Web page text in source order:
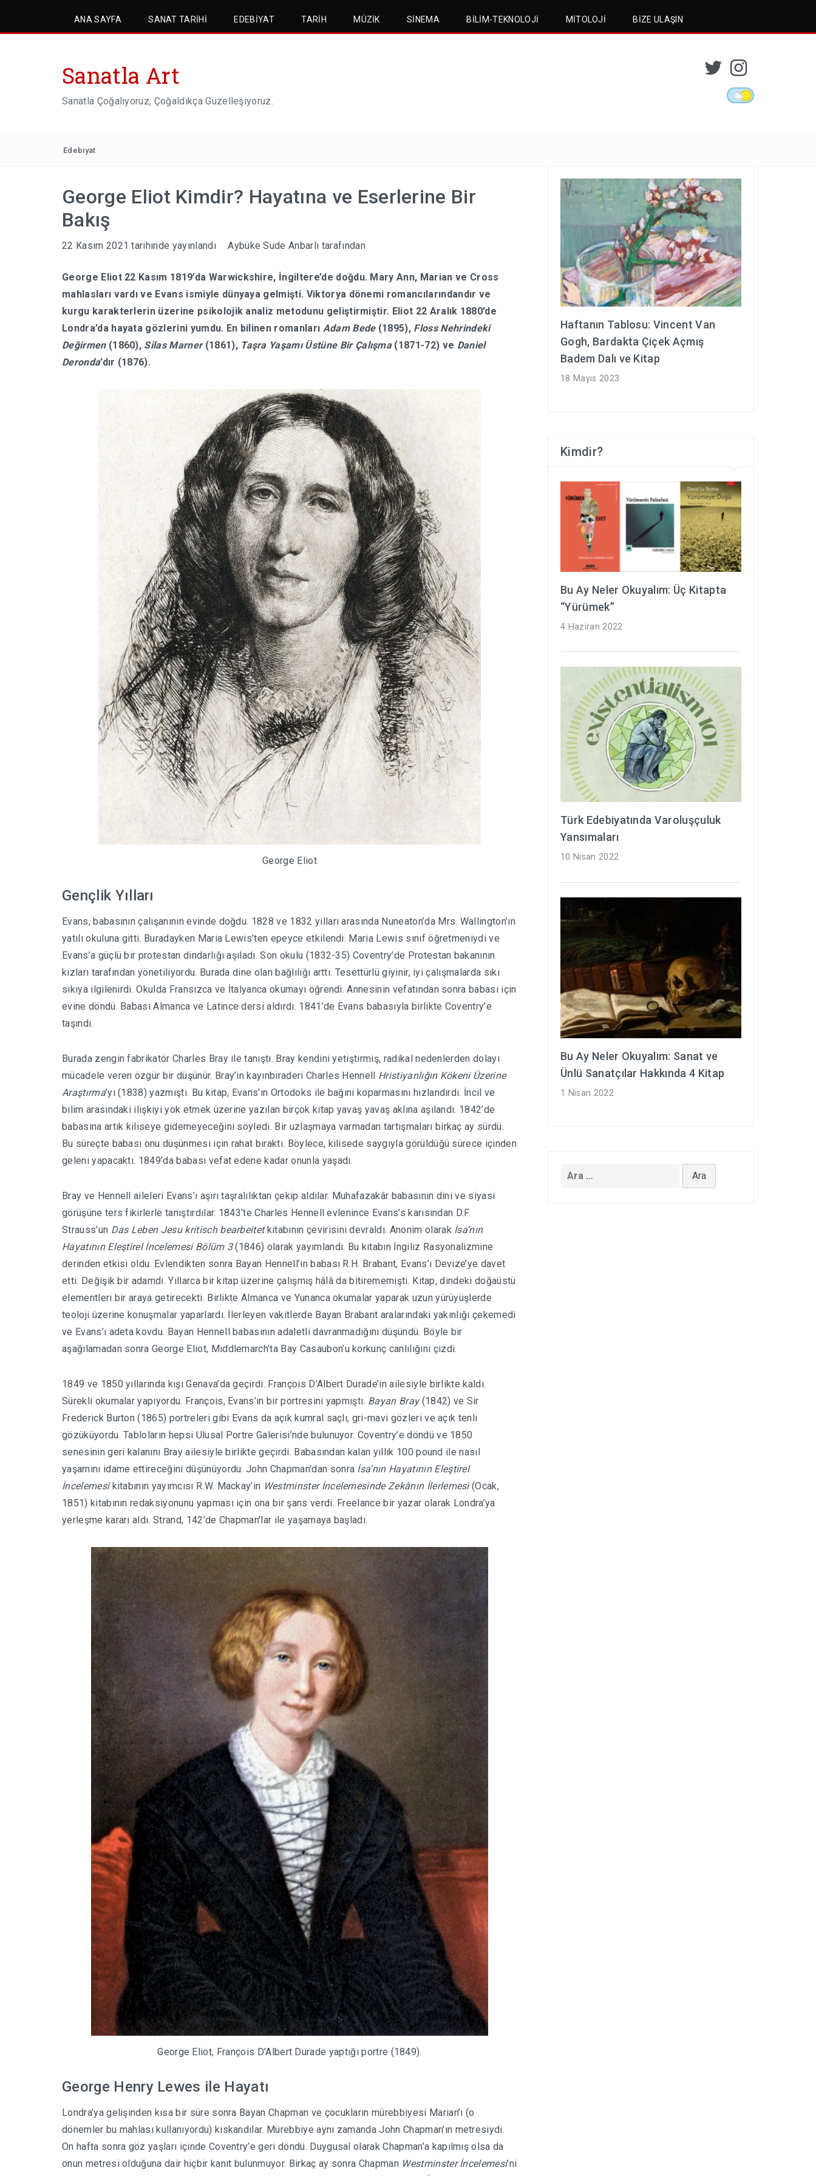
ANA SAYFA SANAT TARIHI EDEBIYAT TARIH MÜZIK SINEMA BILIM-TEKNOLOJI MITOLOJI BIZE ULAŞIN
Sanatla Art
Sanatla Çoğalıyoruz, Çoğaldıkça Güzelleşiyoruz.
Edebiyat
George Eliot Kimdir? Hayatına ve Eserlerine Bir
Bakış
22 Kasım 2021 tarihinde yayınlandı Aybüke Sude Anbarlı tarafından
George Eliot 22 Kasım 1819’da Warwickshire, İngiltere’de doğdu. Mary Ann, Marian ve Cross
mahlasları vardı ve Evans ismiyle dünyaya gelmişti. Viktorya dönemi romancılarındandır ve
kurgu karakterlerin üzerine psikolojik analiz metodunu geliştirmiştir. Eliot 22 Aralık 1880’de
Londra’da hayata gözlerini yumdu. En bilinen romanları Adam Bede(1895), Floss Nehrindeki
Değirmen(1860), Silas Marner(1861), Taşra Yaşamı Üstüne Bir Çalışma(1871-72) ve Daniel
Deronda’dır (1876).
George Eliot
Gençlik Yılları
Evans, babasının çalışanının evinde doğdu. 1828 ve 1832 yılları arasında Nuneaton’da Mrs. Wallington’ın
yatılı okuluna gitti. Buradayken Maria Lewis’ten epeyce etkilendi. Maria Lewis sınıf öğretmeniydi ve
Evans’a güçlü bir protestan dindarlığı aşıladı. Son okulu (1832-35) Coventry’de Protestan bakanının
kızları tarafından yönetiliyordu. Burada dine olan bağlılığı arttı. Tesettürlü giyinir, iyi çalışmalarda sıkı
sıkıya ilgilenirdi. Okulda Fransızca ve İtalyanca okumayı öğrendi. Annesinin vefatından sonra babası için
evine döndü. Babası Almanca ve Latince dersi aldırdı. 1841’de Evans babasıyla birlikte Coventry’e
taşındı.
Burada zengin fabrikatör Charles Bray ile tanıştı. Bray kendini yetiştirmiş, radikal nedenlerden dolayı
mücadele veren özgür bir düşünür. Bray’in kayınbiraderi Charles Hennell Hristiyanlığın Kökeni Üzerine
Araştırma’yı (1838) yazmıştı. Bu kitap, Evans’ın Ortodoks ile bağını koparmasını hızlandırdı. İncil ve
bilim arasındaki ilişkiyi yok etmek üzerine yazılan birçok kitap yavaş yavaş aklına aşılandı. 1842’de
babasına artık kiliseye gidemeyeceğini söyledi. Bir uzlaşmaya varmadan tartışmaları birkaç ay sürdü.
Bu süreçte babası onu düşünmesi için rahat bıraktı. Böylece, kilisede saygıyla görüldüğü sürece içinden
geleni yapacaktı. 1849’da babası vefat edene kadar onunla yaşadı.
Bray ve Hennell aileleri Evans’ı aşırı taşralılıktan çekip aldılar. Muhafazakâr babasının dini ve siyasi
görüşüne ters fikirlerle tanıştırdılar. 1843’te Charles Hennell evlenince Evans’s karısından D.F.
Strauss’un Das Leben Jesu kritisch bearbeitetkitabının çevirisini devraldı. Anonim olarak İsa’nın
Hayatının Eleştirel İncelemesi Bölüm 3(1846) olarak yayımlandı. Bu kitabın İngiliz Rasyonalizmine
derinden etkisi oldu. Evlendikten sonra Bayan Hennell’in babası R.H. Brabant, Evans’ı Devize’ye davet
etti. Değişik bir adamdı. Yıllarca bir kitap üzerine çalışmış hâlâ da bitirememişti. Kitap, dindeki doğaüstü
elementleri bir araya getirecekti. Birlikte Almanca ve Yunanca okumalar yaparak uzun yürüyüşlerde
teoloji üzerine konuşmalar yaparlardı. İlerleyen vakitlerde Bayan Brabant aralarındaki yakınlığı çekemedi
ve Evans’ı adeta kovdu. Bayan Hennell babasının adaletli davranmadığını düşündü. Böyle bir
aşağılamadan sonra George Eliot, Middlemarch’ta Bay Casaubon’u korkunç canlılığını çizdi.
1849 ve 1850 yıllarında kışı Genava’da geçirdi. François D’Albert Durade’in ailesiyle birlikte kaldı.
Sürekli okumalar yapıyordu. François, Evans’ın bir portresini yapmıştı. Bayan Bray(1842) ve Sir
Frederick Burton (1865) portreleri gibi Evans da açık kumral saçlı, gri-mavi gözleri ve açık tenli
gözüküyordu. Tabloların hepsi Ulusal Portre Galerisi’nde bulunuyor. Coventry’e döndü ve 1850
senesinin geri kalanını Bray ailesiyle birlikte geçirdi. Babasından kalan yıllık 100 pound ile nasıl
yaşamını idame ettireceğini düşünüyordu. John Chapman’dan sonra İsa’nın Hayatının Eleştirel
İncelemesikitabının yayımcısı R.W. Mackay’in Westminster İncelemesinde Zekânın İlerlemesi(Ocak,
1851) kitabının redaksiyonunu yapması için ona bir şans verdi. Freelance bir yazar olarak Londra’ya
yerleşme kararı aldı. Strand, 142’de Chapman’lar ile yaşamaya başladı.
George Eliot, François D’Albert Durade yaptığı portre (1849).
George Henry Lewes ile Hayatı
Londra’ya gelişinden kısa bir süre sonra Bayan Chapman ve çocukların mürebbiyesi Marian’ı (o
dönemler bu mahlası kullanıyordu) kıskandılar. Mürebbiye aynı zamanda John Chapman’ın metresiydi.
On hafta sonra göz yaşları içinde Coventry’e geri döndü. Duygusal olarak Chapman’a kapılmış olsa da
onun metresi olduğuna dair hiçbir kanıt bulunmuyor. Birkaç ay sonra Chapman Westminster İncelemesi’ni
Haftanın Tablosu: Vincent Van
Gogh, Bardakta Çiçek Açmış
Badem Dalı ve Kitap
18 Mayıs 2023
Kimdir?
Bu Ay Neler Okuyalım: Üç Kitapta
“Yürümek”
4 Haziran 2022
Türk Edebiyatında Varoluşçuluk
Yansımaları
10 Nisan 2022
Bu Ay Neler Okuyalım: Sanat ve
Ünlü Sanatçılar Hakkında 4 Kitap
1 Nisan 2022
Arama: